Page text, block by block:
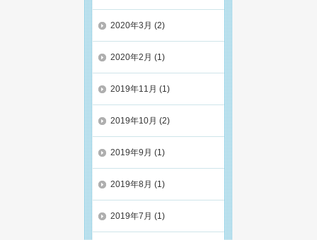
2020年3月 (2)
2020年2月 (1)
2019年11月 (1)
2019年10月 (2)
2019年9月 (1)
2019年8月 (1)
2019年7月 (1)